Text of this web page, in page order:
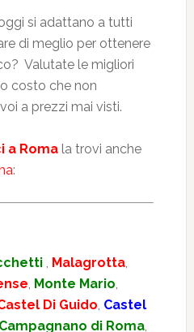
si adattano a tutti
di meglio per ottenere
Valutate le migliori
costo che non
a prezzi mai visti.
a Romala trovi anche
:
, Malagrotta,
, Monte Mario,
Di Guido, Castel
Campagnano di Roma,